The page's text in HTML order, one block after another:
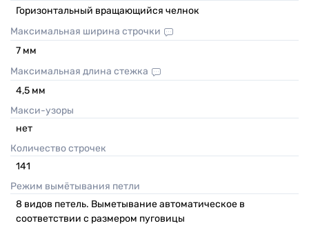
Горизонтальный вращающийся челнок
Максимальная ширина строчки
7 мм
Максимальная длина стежка
4,5 мм
Макси-узоры
нет
Количество строчек
141
Режим вымётывания петли
8 видов петель. Выметывание автоматическое в
соответствии с размером пуговицы